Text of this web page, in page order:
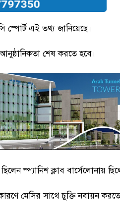
স্পোর্ট এই তথ্য জানিয়েছে।
শেষ করতে হবে।
স্প্যানিশ ক্লাব বার্সেলোনায়
মেসির সাথে চুক্তি নবায়ন